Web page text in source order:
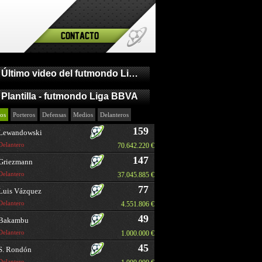
Contacto
Último video del futmondo Liga BBVA
Plantilla - futmondo Liga BBVA
Porteros Defensas Medios Delanteros
159
70.642.220 €
147
37.045.885 €
Vázquez 77
4.551.806 €
49
1.000.000 €
Rondón 45